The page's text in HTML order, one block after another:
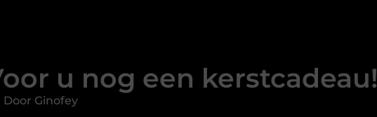
u nog een kerstcadeau!
Ginofey